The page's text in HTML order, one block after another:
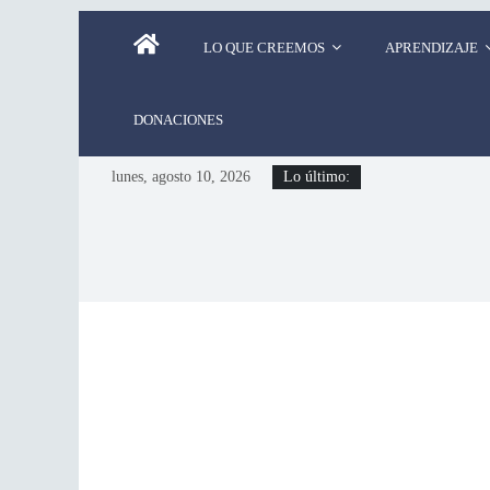
LO QUE CREEMOS APRENDIZAJE
DONACIONES
lunes, agosto 10, 2026 Lo último: